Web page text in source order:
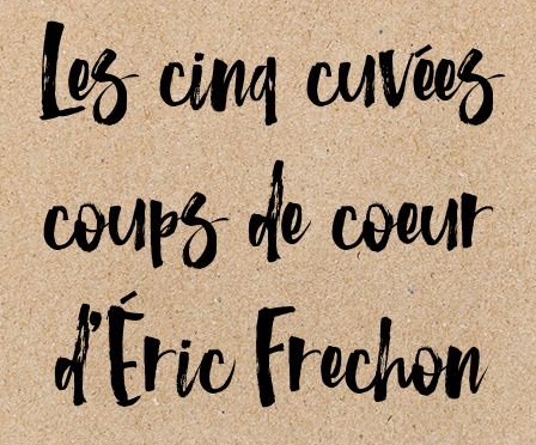
Les cinq cuvées
coups de cœur
d’Éric Frechon